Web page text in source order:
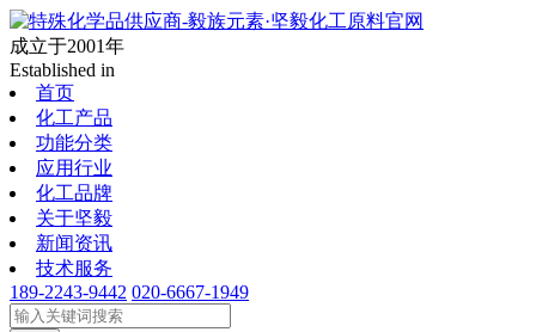
成立于2001年
Established in
首页
化工产品
功能分类
应用行业
化工品牌
关于坚毅
新闻资讯
技术服务
189-2243-9442 020-6667-1949